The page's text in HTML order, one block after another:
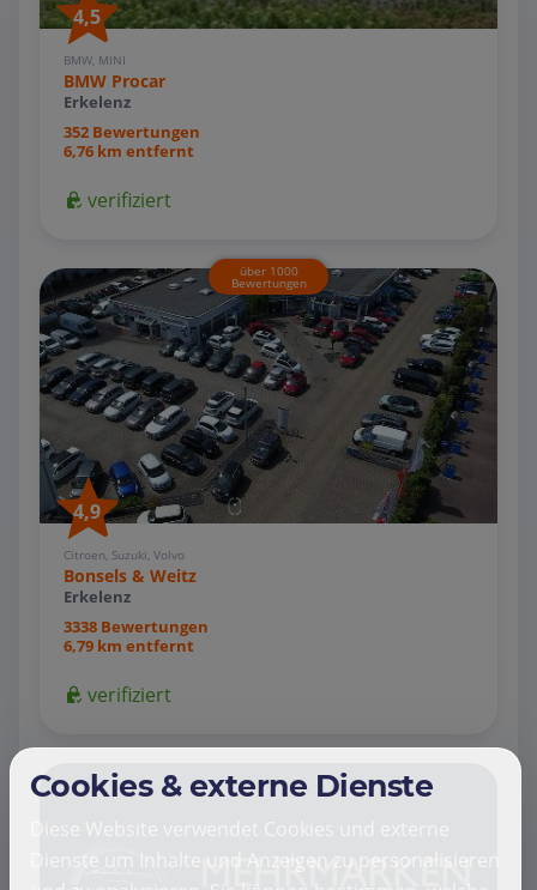
4,5
BMW, MINI
BMW Procar
Erkelenz
352 Bewertungen
6,76 km entfernt
verifiziert
über 1000
Bewertungen
4,9
Citroen, Suzuki, Volvo
Bonsels & Weitz
Erkelenz
3338 Bewertungen
6,79 km entfernt
verifiziert
Cookies & externe Dienste
Dienste um Inhalte und Anzeigen zu personalisieren